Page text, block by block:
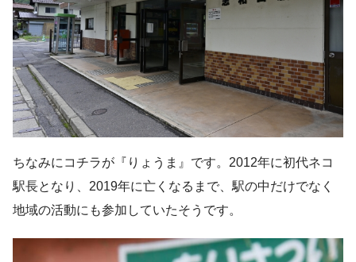
ちなみにコチラが『りょうま』です。2012年に初代ネコ
駅長となり、2019年に亡くなるまで、駅の中だけでなく
地域の活動にも参加していたそうです。